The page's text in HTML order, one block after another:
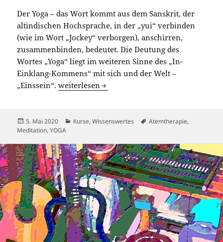
Der Yoga – das Wort kommt aus dem Sanskrit, der
altindischen Hochsprache, in der „yui“ verbinden
(wie im Wort „Jockey“ verborgen), anschirren,
zusammenbinden, bedeutet. Die Deutung des
Wortes „Yoga“ liegt im weiteren Sinne des „In-
Einklang-Kommens“ mit sich und der Welt –
„Einssein“.Was ist Yoga?
weiterlesen
Veröffentlicht
am
5. Mai 2020 Kategorien
Kurse,Wissenswertes Schlagwörter
Atemtherapie,
Meditation,YOGA